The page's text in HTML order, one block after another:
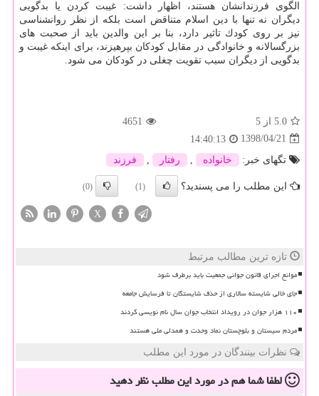
الگوی فرزندانشان هستند، اظهار داشت: غیبت كردن یا بدگویی
دیگران نه تنها با دین اسلام متناقض است بلكه از نظر روانشناسی
نیز بر روی كودك تاثیر دارد، بنا بر این والدین باید از صحبت های
بزرگسالانه و خانوادگی در مقابل كودكان بپرهیزند، برای اینكه غیبت و
بدگویی از دیگران سبب تقویت چغلی در كودكان می شود.
5.0 از 5
4651
1398/04/21
14:40:13
تگهای خبر:
خانواده , رفتار , فرزند
این مطلب را می پسندید؟ (1)
(0)
X
تازه ترین مطالب مرتبط
موانع اجرای قانون جوانی جمعیت باید برطرف شود
جای خالی شایسته سالاری از حذف شایستگان تا فرسایش جامعه
۱۱۰ هزار جوان در رویداد انتخاب جوان سال نام نویسی کردند
مردم سیستان و بلوچستان نماد وحدت و همدلی ملی هستند
نظرات بینندگان در مورد این مطلب
لطفا شما همدر مورد این مطلبنظر دهید